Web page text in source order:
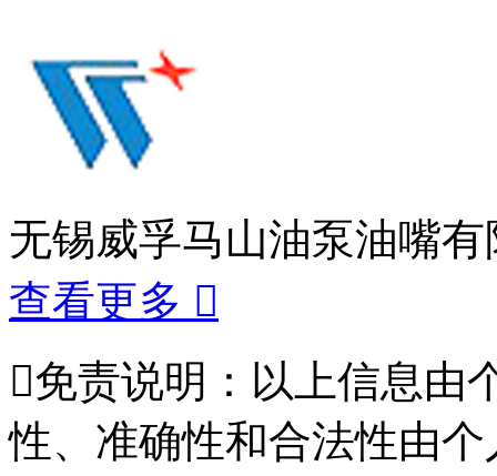
无锡威孚马山油泵油嘴有
查看更多 
免责说明：以上信息由
性、准确性和合法性由